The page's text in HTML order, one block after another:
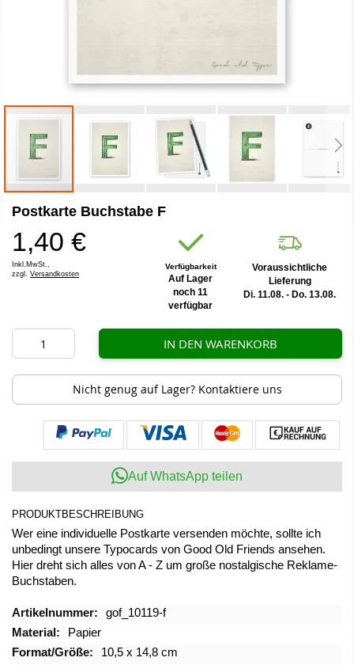
Anfang
Bildergalerie
springen
Postkarte Buchstabe F
1,40 €
Inkl.MwSt.,
zzgl. Versandkosten
Verfügbarkeit
Auf Lager
noch 11
verfügbar
Voraussichtliche
Lieferung
Di. 11.08. - Do. 13.08.
IN DEN WARENKORB
Nicht genug auf Lager? Kontaktiere uns
Auf WhatsApp teilen
PRODUKTBESCHREIBUNG
Wer eine individuelle Postkarte versenden möchte, sollte ich
unbedingt unsere Typocards von Good Old Friends ansehen.
Hier dreht sich alles von A - Z um große nostalgische Reklame-
Buchstaben.
Mehr
Informationen
gof_10119-f
Papier
10,5 x 14,8 cm